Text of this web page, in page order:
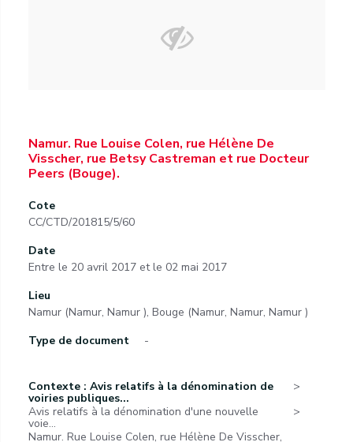
Namur. Rue Louise Colen, rue Hélène De
Visscher, rue Betsy Castreman et rue Docteur
Peers (Bouge).
Cote
CC/CTD/201815/5/60
Date
Entre le 20 avril 2017 et le 02 mai 2017
Lieu
Namur (Namur, Namur ), Bouge (Namur, Namur, Namur )
Type de document
-
Contexte : Avis relatifs à la dénomination de
voiries publiques...
Avis relatifs à la dénomination d'une nouvelle
voie...
Namur. Rue Louise Colen, rue Hélène De Visscher,